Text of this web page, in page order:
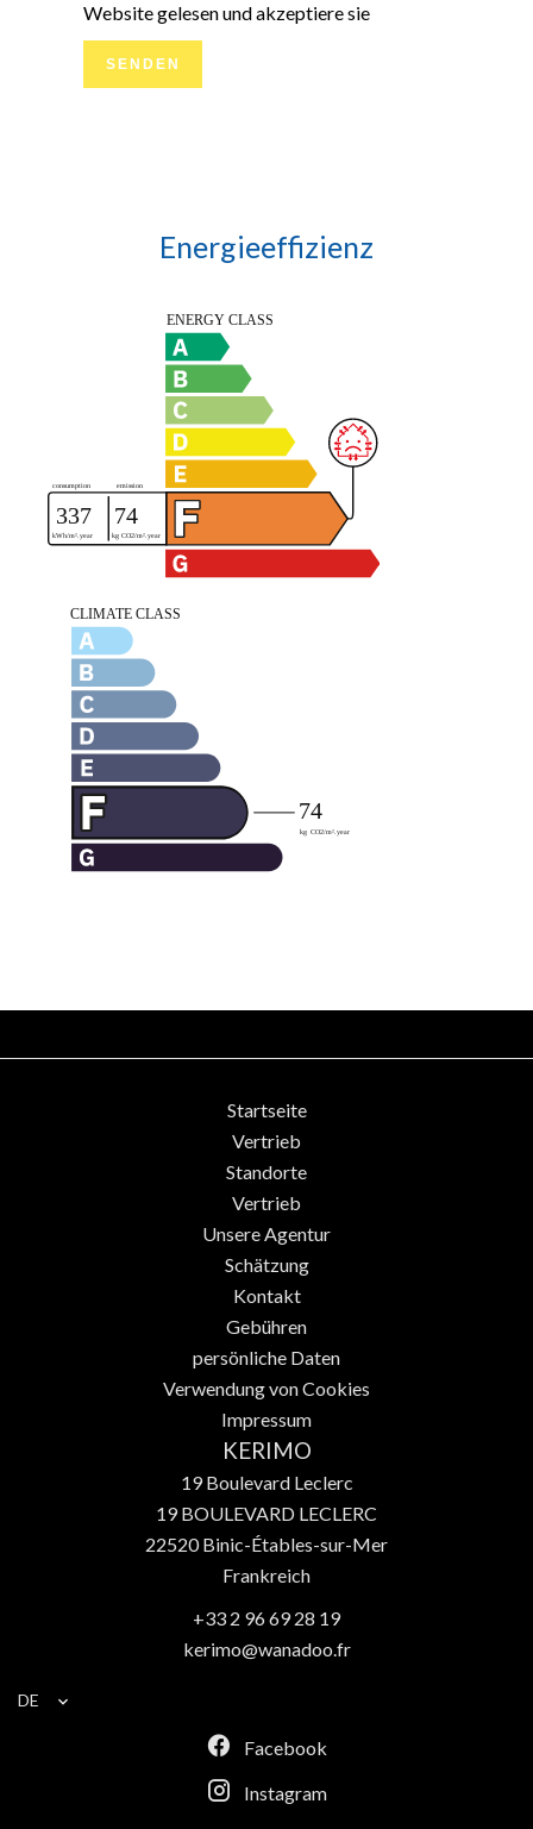
Website gelesen und akzeptiere sie
SENDEN
Energieeffizienz
Startseite
Vertrieb
Standorte
Vertrieb
Unsere Agentur
Schätzung
Kontakt
Gebühren
persönliche Daten
Verwendung von Cookies
Impressum
KERIMO
19 Boulevard Leclerc
19 BOULEVARD LECLERC
22520Binic-Étables-sur-Mer
Frankreich
+33 2 96 69 28 19
kerimo@wanadoo.fr
DE
Facebook
Instagram